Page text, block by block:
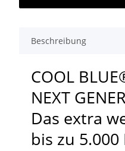
Beschreibung
COOL
NEXT
Das extra
bis zu 5.000